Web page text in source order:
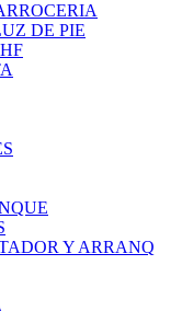
DE PIE
Y ARRANQ